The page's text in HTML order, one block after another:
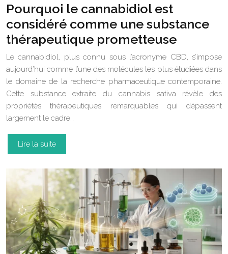
Pourquoi le cannabidiol est
considéré comme une substance
thérapeutique prometteuse
Le cannabidiol, plus connu sous l’acronyme CBD, s’impose
aujourd’hui comme l’une des molécules les plus étudiées dans
le domaine de la recherche pharmaceutique contemporaine.
Cette substance extraite du cannabis sativa révèle des
propriétés thérapeutiques remarquables qui dépassent
largement le cadre…
Lire la suite